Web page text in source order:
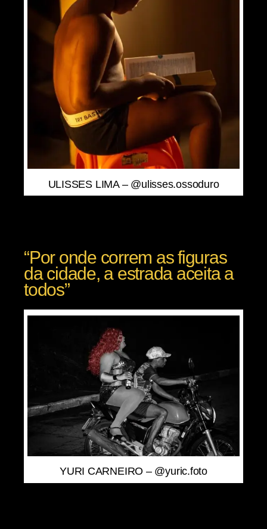
ULISSES LIMA – @ulisses.ossoduro
“Por onde correm as figuras
da cidade, a estrada aceita a
todos”
YURI CARNEIRO – @yuric.foto